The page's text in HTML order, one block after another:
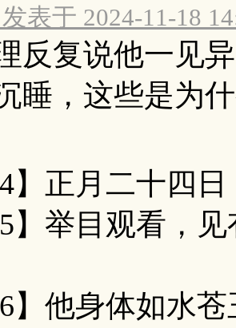
表于 2024-11-18
反复说他一见
睡，这些是为
】正月二十四
】举目观看，
】他身体如水